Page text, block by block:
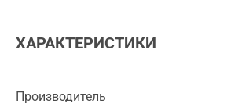
ХАРАКТЕРИСТИКИ
Производитель